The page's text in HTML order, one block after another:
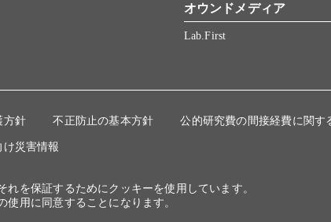
オウンドメディア
Lab.First
方針 不正防止の基本方針 公的研究費の間接経費に関す
け災害情報
を保証するためにクッキーを使用しています。
用に同意することになります。